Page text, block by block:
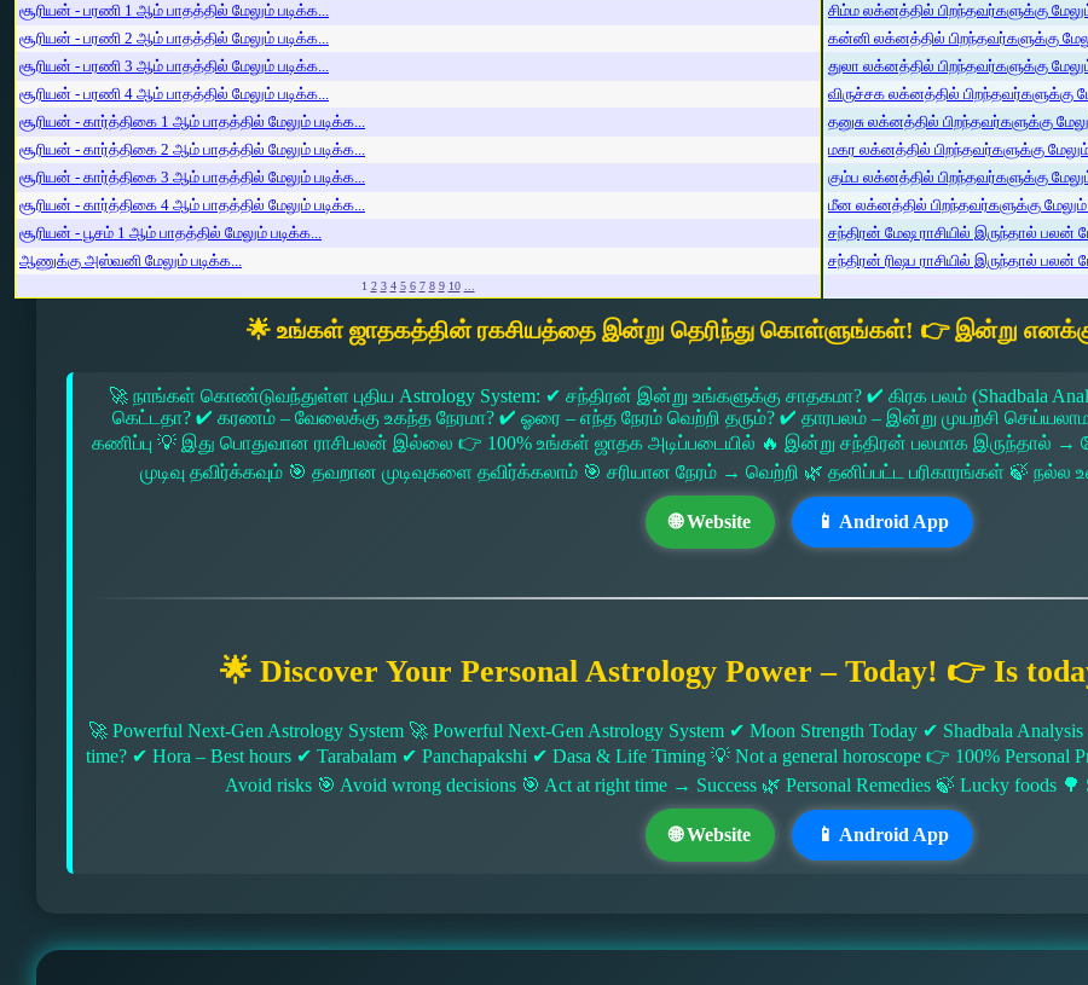
சூரியன் - பரணி 1 ஆம் பாதத்தில் மேலும் படிக்க...
சூரியன் - பரணி 2 ஆம் பாதத்தில் மேலும் படிக்க...
சூரியன் - பரணி 3 ஆம் பாதத்தில் மேலும் படிக்க...
சூரியன் - பரணி 4 ஆம் பாதத்தில் மேலும் படிக்க...
சூரியன் - கார்த்திகை 1 ஆம் பாதத்தில் மேலும் படிக்க...
சூரியன் - கார்த்திகை 2 ஆம் பாதத்தில் மேலும் படிக்க...
சூரியன் - கார்த்திகை 3 ஆம் பாதத்தில் மேலும் படிக்க...
சூரியன் - கார்த்திகை 4 ஆம் பாதத்தில் மேலும் படிக்க...
சூரியன் - பூசம் 1 ஆம் பாதத்தில் மேலும் படிக்க...
ஆணுக்கு அஸ்வனி மேலும் படிக்க...
1 2 3 4 5 6 7 8 9 10 ...
சிம்ம லக்னத்தில் பிறந்தவர்களுக்கு
கன்னி லக்னத்தில் பிறந்தவர்களுக்கு
துலா லக்னத்தில் பிறந்தவர்களுக்கு
விருச்சக லக்னத்தில் பிறந்தவர்களுக்கு
தனுசு லக்னத்தில் பிறந்தவர்களுக்கு
மகர லக்னத்தில் பிறந்தவர்களுக்கு
கும்ப லக்னத்தில் பிறந்தவர்களுக்கு
மீன லக்னத்தில் பிறந்தவர்களுக்கு மேலும்
சந்திரன் மேஷ ராசியில் இருந்தால் பலன்
சந்திரன் ரிஷப ராசியில் இருந்தால் பலன்
🌟 உங்கள் ஜாதகத்தின் ரகசியத்தை இன்று தெரிந்து கொள்ளுங்கள்! 👉 இன்று எனக்கு
🚀 நாங்கள் கொண்டுவந்துள்ள புதிய Astrology System: ✔ சந்திரன் இன்று உங்களுக்கு சாதகமா? ✔ கிரக பலம் (Shadbala
கெட்டதா? ✔ கரணம் – வேலைக்கு உகந்த நேரமா? ✔ ஓரை – எந்த நேரம் வெற்றி தரும்? ✔ தாரபலம் – இன்று முயற்சி
கணிப்பு 💡 இது பொதுவான ராசிபலன் இல்லை 👉 100% உங்கள் ஜாதக அடிப்படையில் 🔥 இன்று சந்திரன் பலமாக
முடிவு தவிர்க்கவும் 🎯 தவறான முடிவுகளை தவிர்க்கலாம் 🎯 சரியான நேரம் → வெற்றி 🌿 தனிப்பட்ட பரிகாரங்கள் 🍃
🌐 Website 📱 Android App
🌟 Discover Your Personal Astrology Power – Today! 👉 Is
🚀 Powerful Next-Gen Astrology System 🚀 Powerful Next-Gen Astrology System ✔ Moon Strength Today ✔ Shadbala
time? ✔ Hora – Best hours ✔ Tarabalam ✔ Panchapakshi ✔ Dasa & Life Timing 💡 Not a general horoscope 👉 100%
Avoid risks 🎯 Avoid wrong decisions 🎯 Act at right time → Success 🌿 Personal Remedies 🍃 Lucky foods 🌳
🌐 Website 📱 Android App